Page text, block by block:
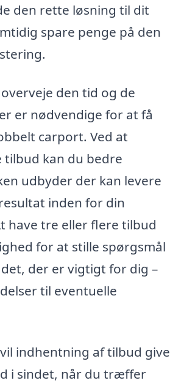
den rette løsning til dit
spare penge på den
den tid og de
er nødvendige for at få
carport. Ved at
tilbud kan du bedre
udbyder der kan levere
inden for din
have tre eller flere tilbud
for at stille spørgsmål
der er vigtigt for dig –
til eventuelle
indhentning af tilbud give
i sindet, når du træffer